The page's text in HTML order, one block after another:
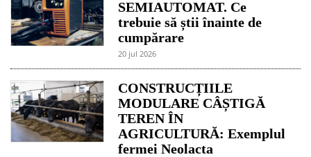
SEMIAUTOMAT. Ce
trebuie să știi înainte de
cumpărare
20 jul 2026
CONSTRUCȚIILE
MODULARE CÂȘTIGĂ
TEREN ÎN
AGRICULTURĂ: Exemplul
fermei Neolacta